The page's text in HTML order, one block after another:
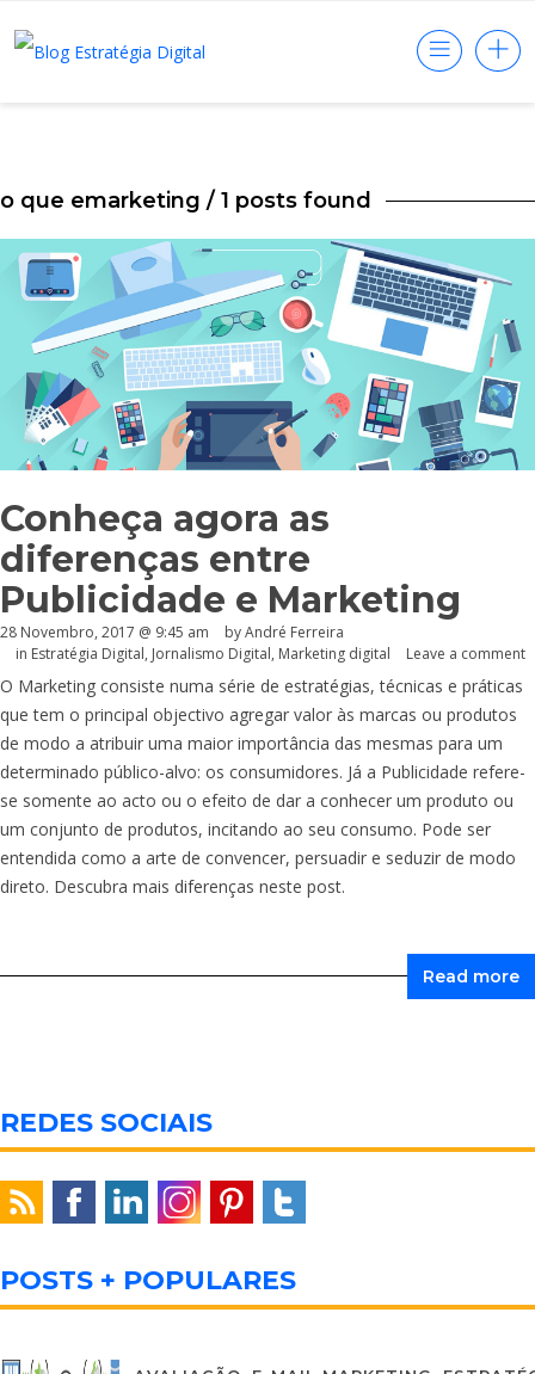
o que emarketing / 1 posts found
Conheça agora as
diferenças entre
Publicidade e Marketing
28 Novembro, 2017 @ 9:45 am
by André Ferreira
in Estratégia Digital, Jornalismo Digital, Marketing digital Leave a comment
O Marketing consiste numa série de estratégias, técnicas e práticas
que tem o principal objectivo agregar valor às marcas ou produtos
de modo a atribuir uma maior importância das mesmas para um
determinado público-alvo: os consumidores. Já a Publicidade refere-
se somente ao acto ou o efeito de dar a conhecer um produto ou
um conjunto de produtos, incitando ao seu consumo. Pode ser
entendida como a arte de convencer, persuadir e seduzir de modo
direto. Descubra mais diferenças neste post.
Read more
REDES SOCIAIS
POSTS + POPULARES